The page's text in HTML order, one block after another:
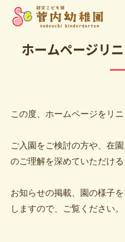
ホームページリ
この度、ホームページをリ
ご入園をご検討の方や、在
のご理解を深めていただける
お知らせの掲載、園の様子
しますので、ご覧ください。